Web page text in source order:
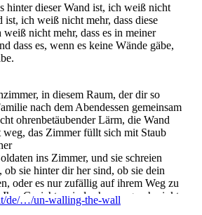
hinter dieser Wand ist, ich weiß nicht
ist, ich weiß nicht mehr, dass diese
nicht mehr, dass es in meiner
dass es, wenn es keine Wände gäbe,
in diesem Raum, der dir so
nach dem Abendessen gemeinsam
ohrenbetäubender Lärm, die Wand
weg, das Zimmer füllt sich mit Staub
ins Zimmer, und sie schreien
sie hinter dir her sind, ob sie dein
oder es nur zufällig auf ihrem Weg zu
Gesichter sind schwarz geschminkt,
alle gerichtet, Antennen ragen aus
de/…/un-walling-the-wall